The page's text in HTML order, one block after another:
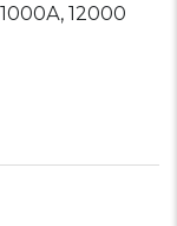
12000